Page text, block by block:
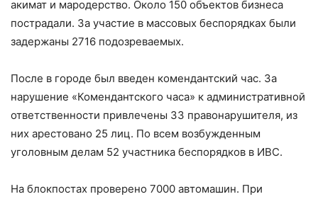
акимат и мародерство. Около 150 объектов бизнеса
пострадали. За участие в массовых беспорядках были
задержаны 2716 подозреваемых.
После в городе был введен комендантский час. За
нарушение «Комендантского часа» к административной
ответственности привлечены 33 правонарушителя, из
них арестовано 25 лиц. По всем возбужденным
уголовным делам 52 участника беспорядков в ИВС.
На блокпостах проверено 7000 автомашин. При